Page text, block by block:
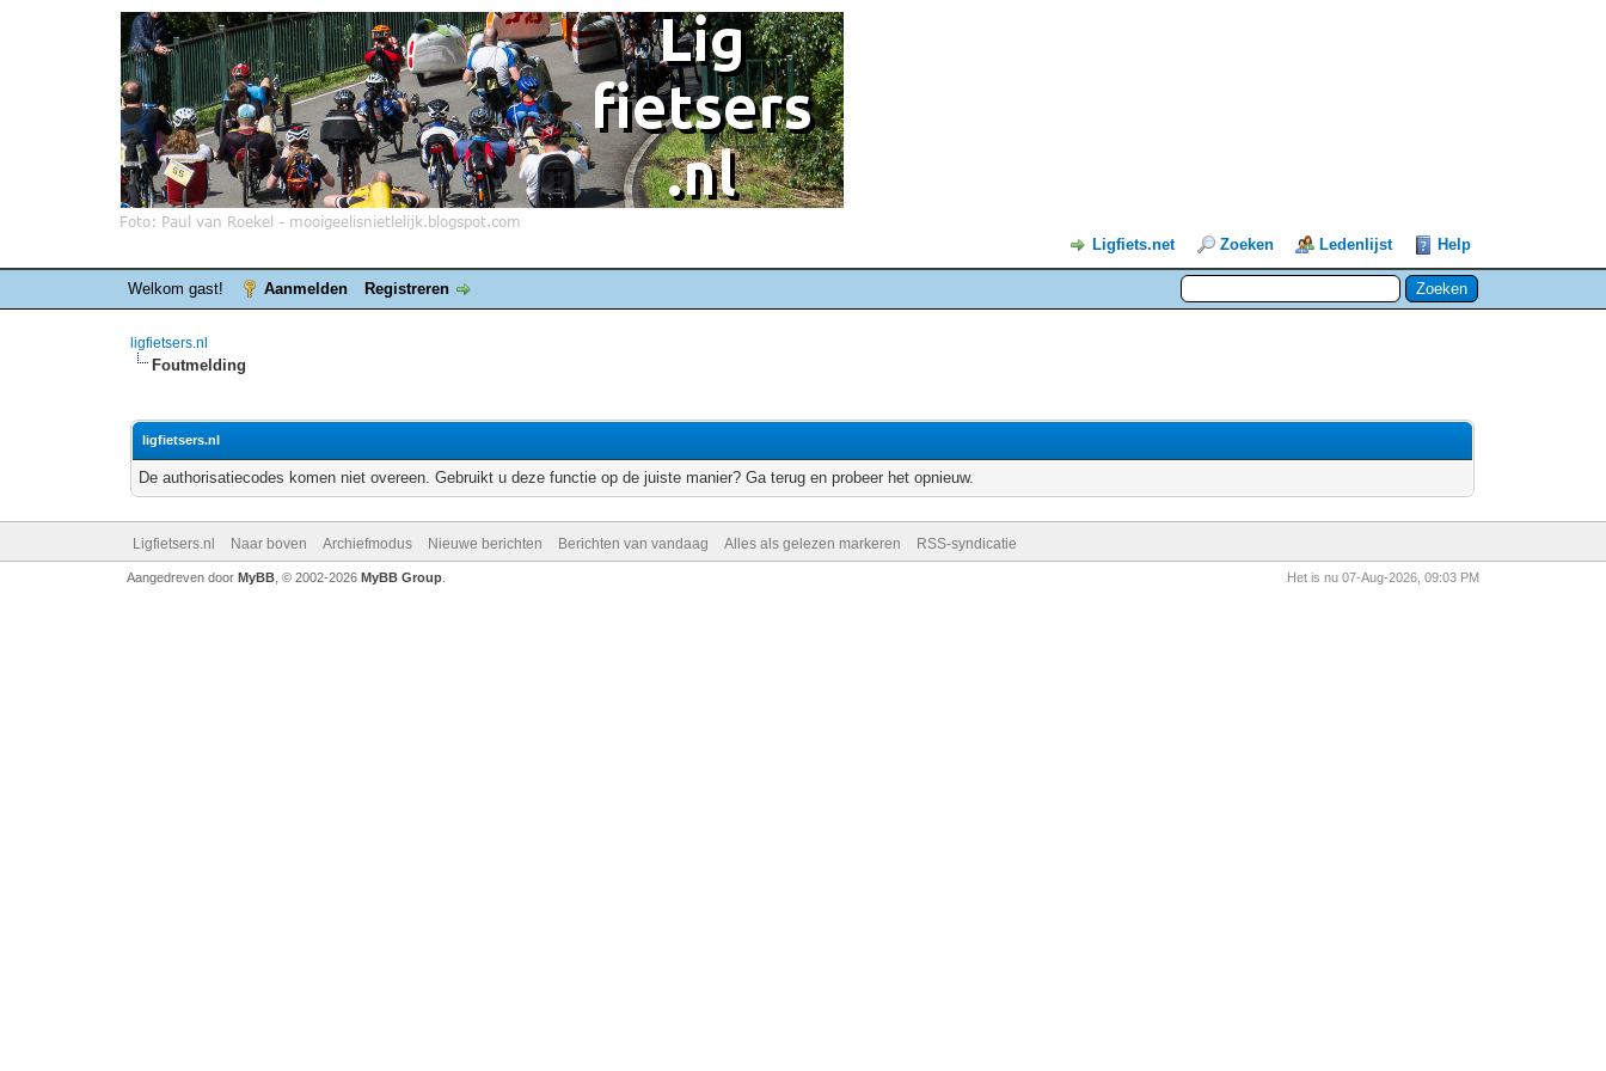
Ligfiets.net Zoeken Ledenlijst Help
Welkom gast! Aanmelden Registreren
ligfietsers.nl
Foutmelding
ligfietsers.nl
De authorisatiecodes komen niet overeen. Gebruikt u deze functie op de juiste manier? Ga terug en probeer het opnieuw.
Ligfietsers.nl Naar boven Archiefmodus Nieuwe berichten Berichten van vandaag Alles als gelezen markeren RSS-syndicatie
Het is nu 07-Aug-2026, 09:03 PM
Aangedreven door MyBB, © 2002-2026 MyBB Group.